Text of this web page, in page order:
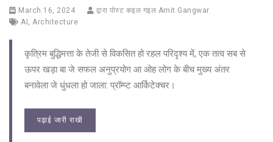
March 16, 2024 द्वारा पोस्ट कइल गइल Amit Gangwar
AI , Architecture
कृत्रिम बुद्धिमत्ता के तेजी से विकसित हो रहल परिदृश्य में, एक तत्व सब से
ऊपर खड़ा बा जे सफल अनुप्रयोग आ ओह लोग के बीच मुख्य अंतर
बनावेला जे धुंधला हो जाला: प्रॉम्प्ट आर्किटेक्चर।
पढ़ाई जारी राखी